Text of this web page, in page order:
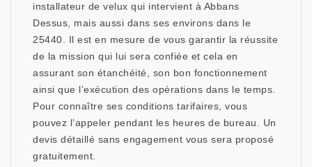
installateur de velux qui intervient à Abbans
Dessus, mais aussi dans ses environs dans le
25440. Il est en mesure de vous garantir la réussite
de la mission qui lui sera confiée et cela en
assurant son étanchéité, son bon fonctionnement
ainsi que l’exécution des opérations dans le temps.
Pour connaître ses conditions tarifaires, vous
pouvez l’appeler pendant les heures de bureau. Un
devis détaillé sans engagement vous sera proposé
gratuitement.